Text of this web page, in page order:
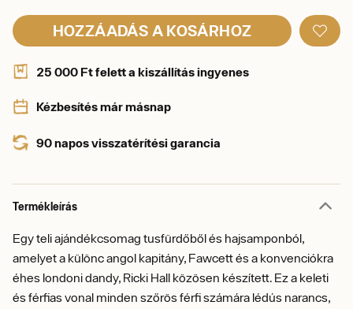
HOZZÁADÁS A KOSÁRHOZ
25 000 Ft felett a kiszállítás ingyenes
Kézbesítés már másnap
90 napos visszatérítési garancia
Termékleírás
Egy teli ajándékcsomag tusfürdőből és hajsamponból,
amelyet a különc angol kapitány, Fawcett és a konvenciókra
éhes londoni dandy, Ricki Hall közösen készített. Ez a keleti
és férfias vonal minden szőrös férfi számára lédús narancs,